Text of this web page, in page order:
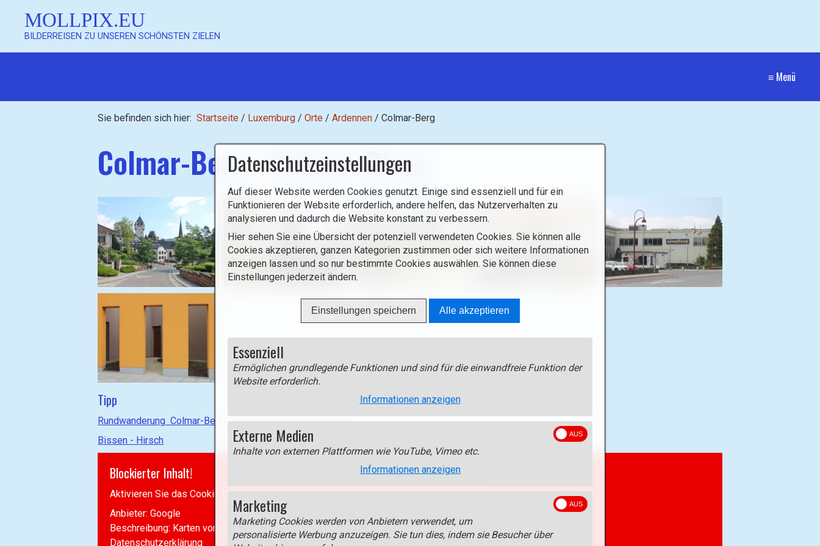
MOLLPIX.EU
BILDERREISEN ZU UNSEREN SCHÖNSTEN ZIELEN
≡ Menü
Mollpix
Sie befinden sich hier: Startseite / Luxemburg / Orte / Ardennen / Colmar-Berg
Colmar-Berg - Colmer-Bierg
Tipp
Rundwanderung Colmar-Berg - Autopédestre Colmar-Berg
Bissen - Hirsch
Blockierter Inhalt!
Aktivieren Sie das Cookie Externe Medien > Google Mapsum diesen Inhalt anzuzeigen!
Anbieter: Google
Beschreibung: Karten von Google Maps.
Datenschutzerklärung
Datenschutzeinstellungen
Auf dieser Website werden Cookies genutzt. Einige sind essenziell und für ein
Funktionieren der Website erforderlich, andere helfen, das Nutzerverhalten zu
analysieren und dadurch die Website konstant zu verbessern.
Hier sehen Sie eine Übersicht der potenziell verwendeten Cookies. Sie können alle
Cookies akzeptieren, ganzen Kategorien zustimmen oder sich weitere Informationen
anzeigen lassen und so nur bestimmte Cookies auswählen. Sie können diese
Einstellungen jederzeit ändern.
Einstellungen speichern Alle akzeptieren
Essenziell
Ermöglichen grundlegende Funktionen und sind für die einwandfreie Funktion der
Website erforderlich.
Informationen anzeigen
Externe Medien
Inhalte von externen Plattformen wie YouTube, Vimeo etc.
Informationen anzeigen
Marketing
Marketing Cookies werden von Anbietern verwendet, um
personalisierte Werbung anzuzeigen. Sie tun dies, indem sie Besucher über